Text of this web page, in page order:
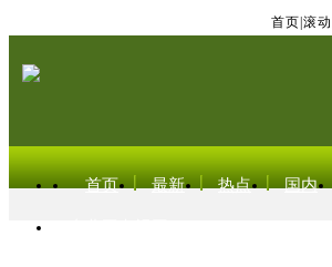
首页 滚动
首页 最新 热点 国内